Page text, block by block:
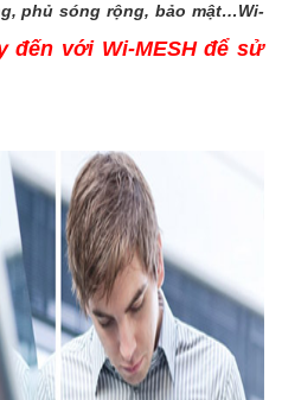
phủ sóng rộng, bảo mật…Wi-
đến với Wi-MESH để sử